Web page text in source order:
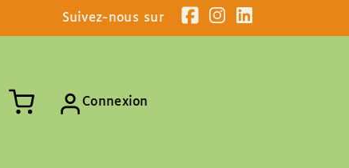
Suivez-nous sur
Connexion